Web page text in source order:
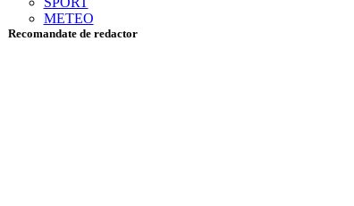
METEO
Recomandate de redactor